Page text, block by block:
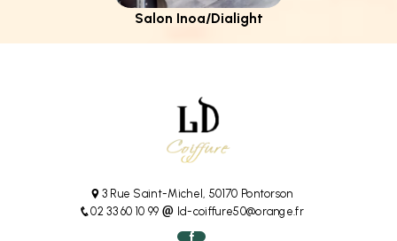
Salon Inoa/Dialight
3 Rue Saint-Michel, 50170 Pontorson
02 33 60 10 99
ld-coiffure50@orange.fr